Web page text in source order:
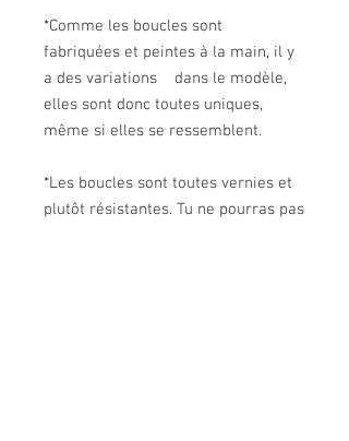
*Comme les boucles sont
fabriquées et peintes à la main, il y
a des variations dans le modèle,
elles sont donc toutes uniques,
même si elles se ressemblent.
*Les boucles sont toutes vernies et
plutôt résistantes. Tu ne pourras pas